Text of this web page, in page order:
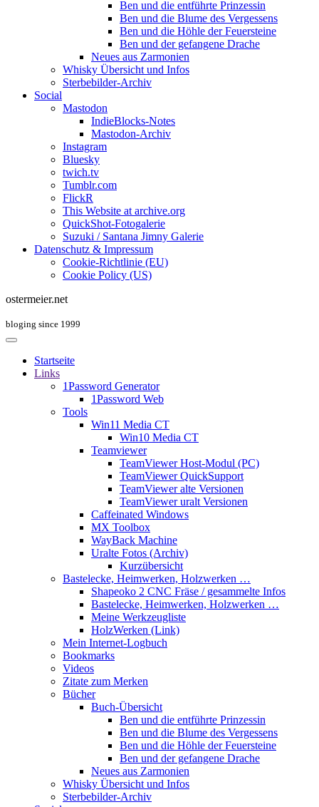
Ben und die entführte Prinzessin
Ben und die Blume des Vergessens
Ben und die Höhle der Feuersteine
Ben und der gefangene Drache
Neues aus Zarmonien
Whisky Übersicht und Infos
Sterbebilder-Archiv
Social
Mastodon
IndieBlocks-Notes
Mastodon-Archiv
Instagram
Bluesky
twich.tv
Tumblr.com
FlickR
This Website at archive.org
QuickShot-Fotogalerie
Suzuki / Santana Jimny Galerie
Datenschutz & Impressum
Cookie-Richtlinie (EU)
Cookie Policy (US)
ostermeier.net
bloging since 1999
Startseite
Links
1Password Generator
1Password Web
Tools
Win11 Media CT
Win10 Media CT
Teamviewer
TeamViewer Host-Modul (PC)
TeamViewer QuickSupport
TeamViewer alte Versionen
TeamViewer uralt Versionen
Caffeinated Windows
MX Toolbox
WayBack Machine
Uralte Fotos (Archiv)
Kurzübersicht
Bastelecke, Heimwerken, Holzwerken …
Shapeoko 2 CNC Fräse / gesammelte Infos
Bastelecke, Heimwerken, Holzwerken …
Meine Werkzeugliste
HolzWerken (Link)
Mein Internet-Logbuch
Bookmarks
Videos
Zitate zum Merken
Bücher
Buch-Übersicht
Ben und die entführte Prinzessin
Ben und die Blume des Vergessens
Ben und die Höhle der Feuersteine
Ben und der gefangene Drache
Neues aus Zarmonien
Whisky Übersicht und Infos
Sterbebilder-Archiv